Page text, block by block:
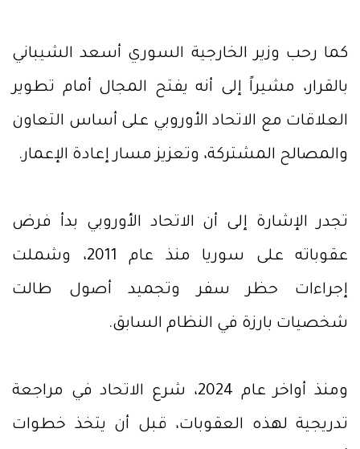
كما رحب وزير الخارجية السوري أسعد الشيباني
بالقرار، مشيراً إلى أنه يفتح المجال أمام تطوير
العلاقات مع الاتحاد الأوروبي على أساس التعاون
والمصالح المشتركة، وتعزيز مسار إعادة الإعمار.
تجدر الإشارة إلى أن الاتحاد الأوروبي بدأ فرض
عقوباته على سوريا منذ عام 2011، وشملت
إجراءات حظر سفر وتجميد أصول طالت
شخصيات بارزة في النظام السابق.
ومنذ أواخر عام 2024، شرع الاتحاد في مراجعة
تدريجية لهذه العقوبات، قبل أن يتخذ خطوات